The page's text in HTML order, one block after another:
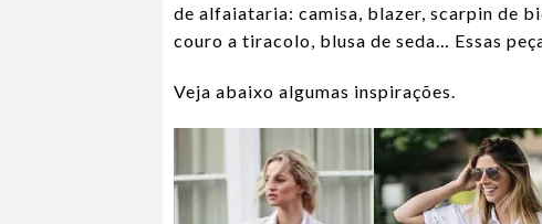
de alfaiataria: camisa, blazer, scarpin de
couro a tiracolo, blusa de seda… Essas
Veja abaixo algumas inspirações.